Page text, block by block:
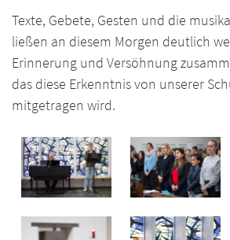
Texte, Gebete, Gesten und die
ließen an diesem Morgen deutlich
Erinnerung und Versöhnung
das diese Erkenntnis von unserer
mitgetragen wird.